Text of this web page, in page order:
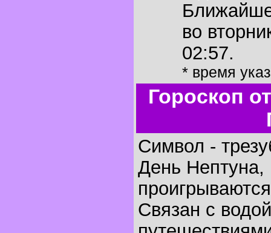
во
02:57.
* время
Гороскоп
Символ -
День Нептуна,
Связан с